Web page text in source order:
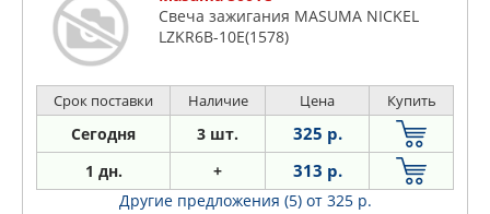
Свеча зажигания MASUMA NICKEL
LZKR6B-10E(1578)
Срок поставки Наличие Цена Купить
Сегодня 3 шт. 325 р.
1 дн. + 313 р.
Другие предложения (5) от 325 р.